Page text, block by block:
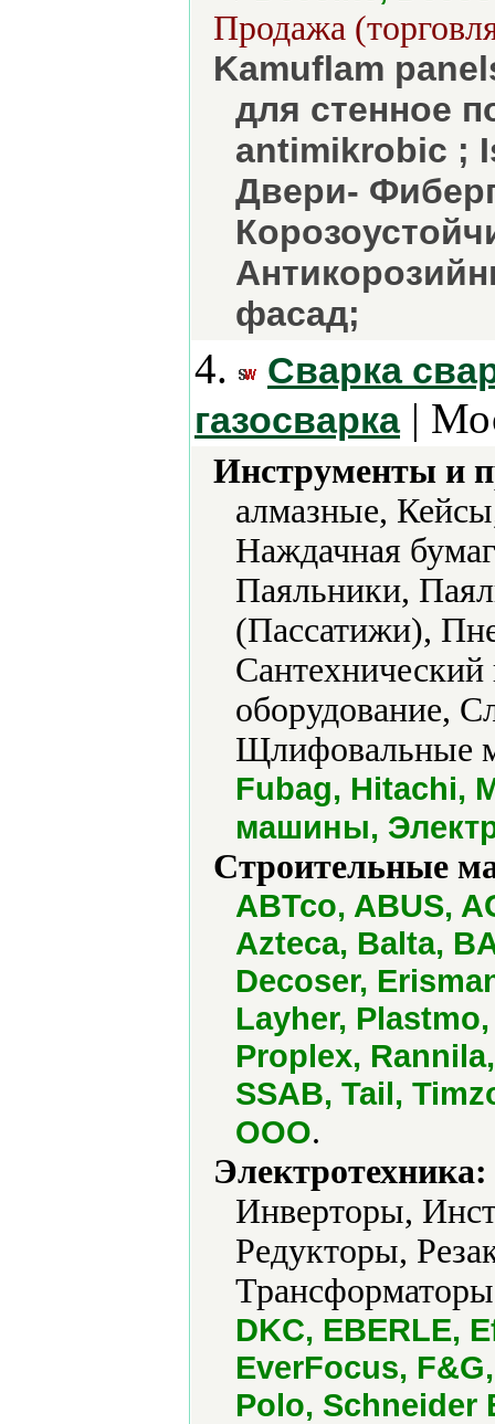
Продажа
Kamuflam
для стенное
antimikrobic ;
Двери-
фасад;
4.
Сварка
газосварка|
Инструменты и
алмазные,
Наждачная
Паяльники,
(Пассатижи),
оборудование,
Щлифовальные
Fubag, Hitachi,
машины,
Строительные
ABTco, ABUS,
Azteca, Balta,
Decoser,
Layher,
Proplex,
SSAB, Tail,
ООО.
Электротехника:
Инверторы,
Редукторы,
DKC, EBERLE,
EverFocus,
Polo, Schneider